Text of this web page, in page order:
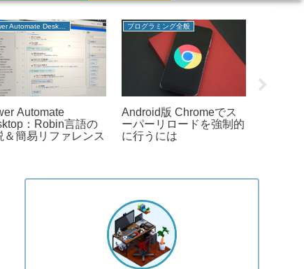
Power Automate Desktop
Automate
：Robin言語の
＆簡易リファレンス
プログラミング全般
Android版 Chromeでス
ーパーリロードを強制的
に行うには